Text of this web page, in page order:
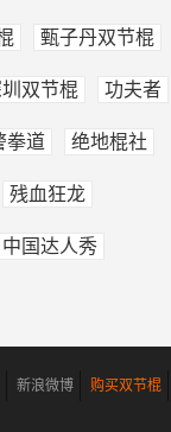
甄子丹双节棍
双节棍 功夫者
拳道 绝地棍社
残血狂龙
中国达人秀
新浪微博
购买双节棍